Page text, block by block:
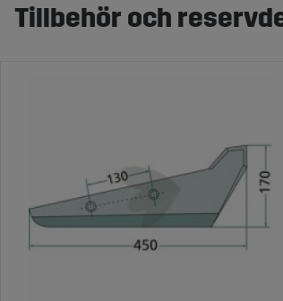
Tillbehör och